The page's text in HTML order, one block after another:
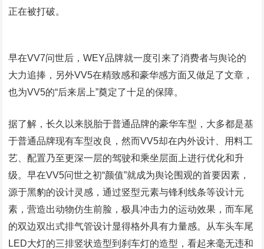
正在被打破。
早在VV7问世后，WEY品牌就一度引来了消费者与舆论的
大力追捧，另外VV5在精致感和豪华感方面又做足了文章，
也为VV5的“后来居上”奠定了十足的保障。
据了解，长久以来脱胎于普通品牌的豪华车型，大多都是基
于普通品牌现有车型改良，然而VV5却在内外设计、用料工
艺、配置乃至更深一层的驾驶和乘坐层面上进行优化和升
级。早在VV5问世之初“颜值”就成为舆论围观的首要因素，
源于黑豹的设计灵感，通过竖型元素与锋利线条等设计元
素，营造出动物仿生前脸，极具冲击力的运动效果，而车尾
的双边双出式排气管设计显得格外具有力量感。从车头车尾
LED大灯的三排竖状造型到刹车灯的造型，看起来毫无违和